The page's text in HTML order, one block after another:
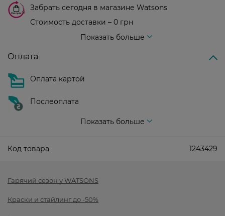
Забрать сегодня в магазине Watsons
Стоимость доставки – 0 грн
Показать больше
Оплата
Оплата картой
Послеоплата
Показать больше
Код товара 1243429
Гарячий сезон у WATSONS
Краски и стайлинг до -50%